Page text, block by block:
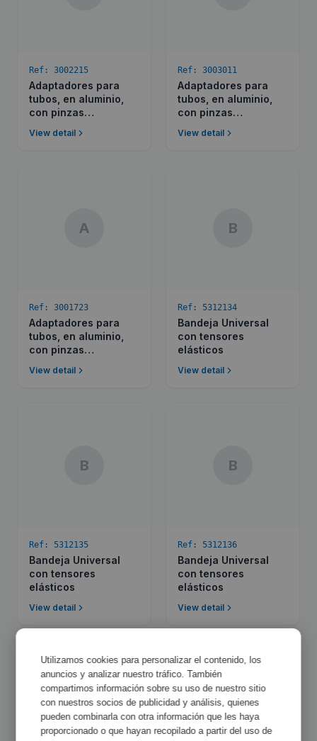
Ref: 3002215
Adaptadores para
tubos, en aluminio,
con pinzas
para diferentes Ø de
View detail
Ref: 3003011
Adaptadores para
tubos, en aluminio,
con pinzas
para diferentes Ø de
View detail
A
Ref: 3001723
Adaptadores para
tubos, en aluminio,
con pinzas
para diferentes Ø de
View detail
B
Ref: 5312134
Bandeja Universal
con tensores
elásticos
View detail
B
Ref: 5312135
Bandeja Universal
con tensores
elásticos
View detail
B
Ref: 5312136
Bandeja Universal
con tensores
elásticos
View detail
B B
Utilizamos cookies para personalizar el contenido, los
anuncios y analizar nuestro tráfico. También
compartimos información sobre su uso de nuestro sitio
con nuestros socios de publicidad y análisis, quienes
pueden combinarla con otra información que les haya
proporcionado o que hayan recopilado a partir del uso de